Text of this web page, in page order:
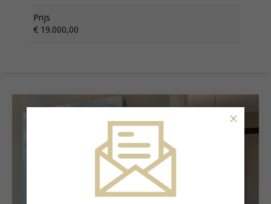
Prijs
€ 19.000,00
×